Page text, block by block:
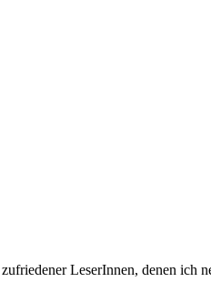
Le­serInnen, denen ich